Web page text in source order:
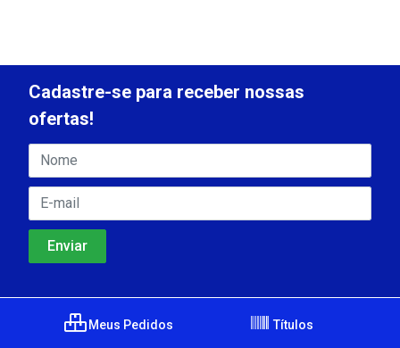
Cadastre-se para receber nossas
ofertas!
Meus Pedidos Títulos